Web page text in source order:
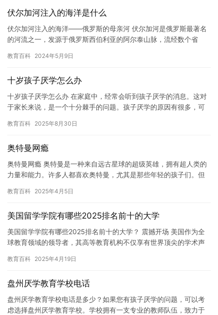
伏尔加河注入的海洋是什么
伏尔加河注入的海洋——俄罗斯的母亲河 伏尔加河是俄罗斯最著名
的河流之一，发源于俄罗斯西伯利亚的阿尔泰山脉，流经数个省
不言而…
教育百科 2024年5月9日
十岁孩子厌学怎么办
十岁孩子厌学怎么办 在家庭中，经常会听到孩子厌学的消息。这对
于家长来说，是一个十分棘手的问题。孩子厌学的原因有很多，可
应该…
教育百科 2025年8月30日
奥特曼网瘾
奥特曼网瘾 奥特曼是一种来自远古星球的超级英雄，拥有超人类的
力量和能力。许多人都喜欢奥特曼，尤其是那些年轻的孩子们。但
网…
教育百科 2025年4月5日
美国留学学院有哪些2025排名前十的大学
美国留学学院有哪些2025排名前十的大学？ 震撼开场 美国作为全
球教育领域的领导者，其高等教育机构不仅享有世界顶尖的学术声
教育百科 2025年4月19日
盘州厌学教育学校电话
盘州厌学教育学校电话是多少？如果您有孩子厌学的问题，可以考
虑选择盘州厌学教育学校。学校拥有一支专业的教师队伍，致力于